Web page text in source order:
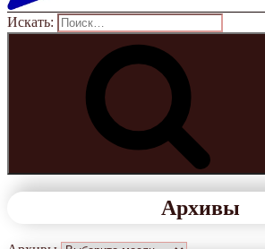
Искать:
Архивы